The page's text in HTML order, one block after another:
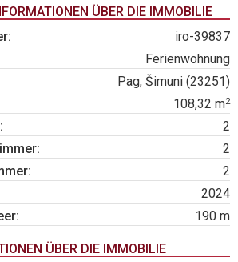
ÜBER DIE IMMOBILIE
iro-39837
Ferienwohnung
Pag, Šimuni (23251)
108,32 m2
2
2
2
2024
190 m
ÜBER DIE IMMOBILIE